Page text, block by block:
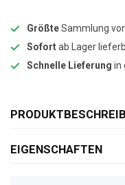
GrößteSammlung
Sofortab Lager
Schnelle Lieferung in
EIGENSCHAFTEN